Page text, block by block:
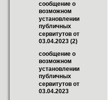
сообщение о
возможном
установлении
публичных
сервитутов от
03.04.2023 (2)
сообщение о
возможном
установлении
публичных
сервитутов от
03.04.2023